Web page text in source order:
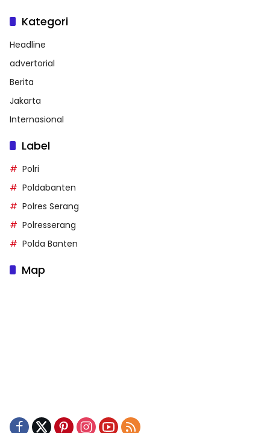
Kategori
Headline
advertorial
Berita
Jakarta
Internasional
Label
Polri
Poldabanten
Polres Serang
Polresserang
Polda Banten
Map